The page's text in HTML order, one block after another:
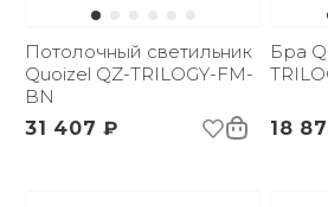
Потолочный светильник
Quoizel QZ-TRILOGY-FM-
BN
31 407 ₽
Бра
18